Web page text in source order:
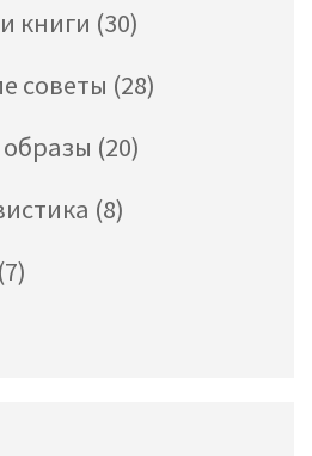
книги (30)
советы (28)
(20)
(8)
(7)